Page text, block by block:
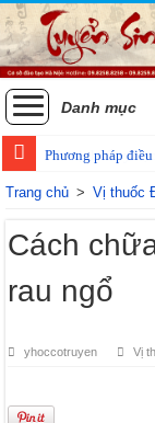
Danh mục
Phương pháp
Trang chủ > Vị thuốc
Cách
rau ngổ
yhoccotruyen Vị